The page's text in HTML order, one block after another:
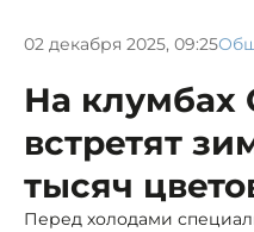
02 декабря 2025, 09:25
На клумбах
встретят
тысяч
Перед холодами